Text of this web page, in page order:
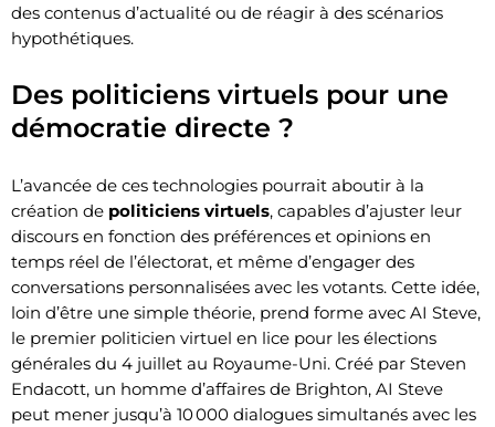
des contenus d’actualité ou de réagir à des scénarios
hypothétiques.
Des politiciens virtuels pour une
démocratie directe ?
L’avancée de ces technologies pourrait aboutir à la
création de politiciens virtuels, capables d’ajuster leur
discours en fonction des préférences et opinions en
temps réel de l’électorat, et même d’engager des
conversations personnalisées avec les votants. Cette idée,
loin d’être une simple théorie, prend forme avec AI Steve,
le premier politicien virtuel en lice pour les élections
générales du 4 juillet au Royaume-Uni. Créé par Steven
Endacott, un homme d’affaires de Brighton, AI Steve
peut mener jusqu’à 10 000 dialogues simultanés avec les